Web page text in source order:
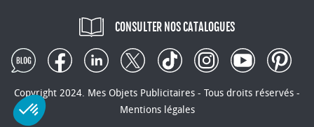
CONSULTER NOS CATALOGUES
Copyright 2024. Mes Objets Publicitaires - Tous droits réservés -
Mentions légales